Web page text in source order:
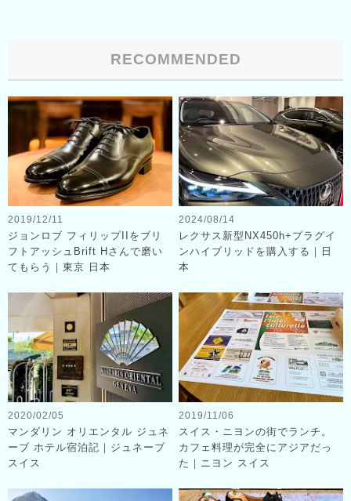
RECOMMENDED
2019/12/11
ジョンロブ フィリップIIをブリ
フトアッシュBrift Hさんで磨い
てもらう｜東京 日本
2024/08/14
レクサス新型NX450h+プラグイ
ンハイブリッドを購入する｜日
本
2020/02/05
マンダリン オリエンタル ジュネ
ーブ ホテル宿泊記｜ジュネーブ
スイス
2019/11/06
スイス・ニヨンの街でランチ。
カフェ料理が完全にアジアだっ
た｜ニヨン スイス